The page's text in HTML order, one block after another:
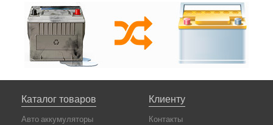
Каталог товаров
Авто аккумуляторы
Клиенту
Контакты